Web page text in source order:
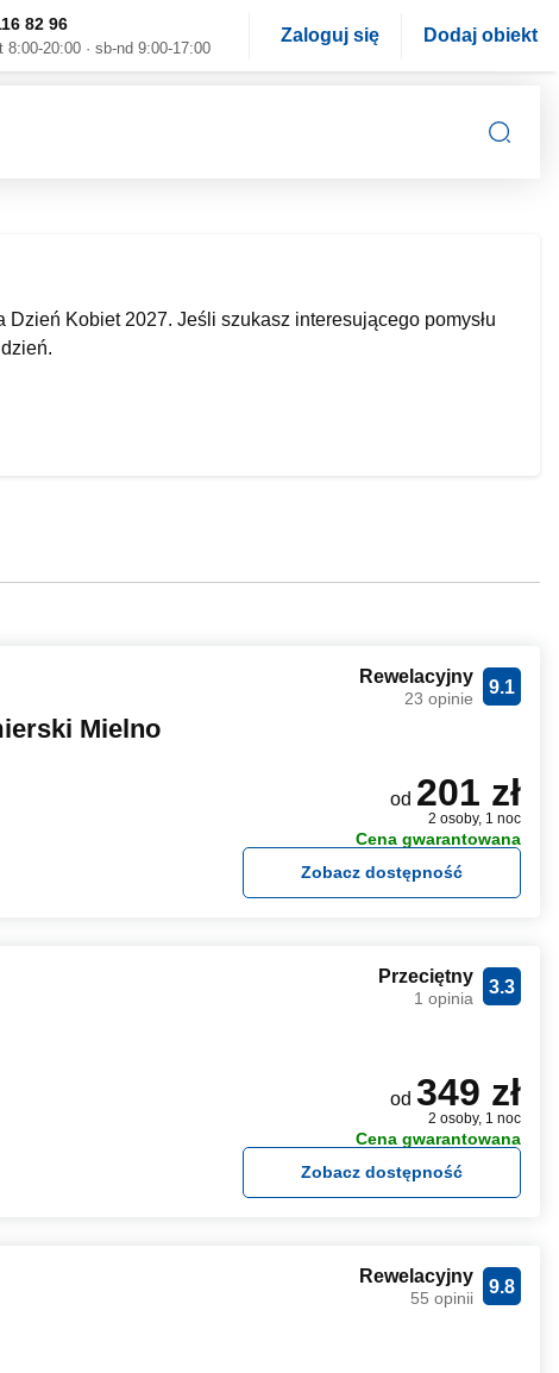
82 96
8:00-20:00 · sb-nd 9:00-17:00
Zaloguj się Dodaj obiekt
Kobiet 2027. Jeśli szukasz interesującego pomysłu
Mielno
9.1
Rewelacyjny
23 opinie
od 201 zł
2 osoby, 1 noc
Cena gwarantowana
Zobacz dostępność
3.3
Przeciętny
1 opinia
od 349 zł
2 osoby, 1 noc
Cena gwarantowana
Zobacz dostępność
9.8
Rewelacyjny
55 opinii